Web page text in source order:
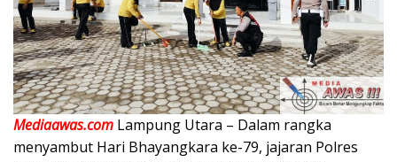
Mediaawas.com Lampung Utara – Dalam rangka
menyambut Hari Bhayangkara ke-79, jajaran Polres